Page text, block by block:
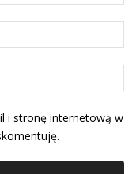
i stronę internetową w